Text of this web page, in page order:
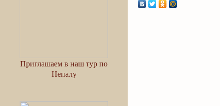
Приглашаем в наш тур по
Непалу